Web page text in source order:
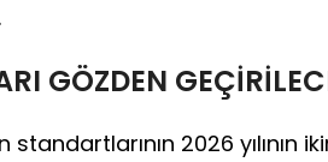
GÖZDEN
2026 yılının